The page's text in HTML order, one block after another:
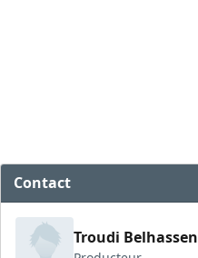
Contact
Troudi Belhassen